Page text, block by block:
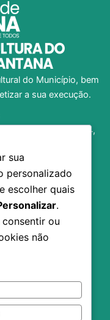
do Município, bem
a sua execução.
CEP 68.925-204,
às 13h30
sua
personalizado
escolher quais
.
consentir ou
não